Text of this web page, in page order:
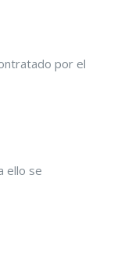
por el
ello se